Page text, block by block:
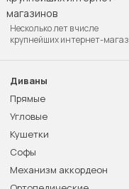
Несколько лет в числе
крупнейших интернет-
Диваны
Прямые
Угловые
Кушетки
Софы
Механизм аккордеон